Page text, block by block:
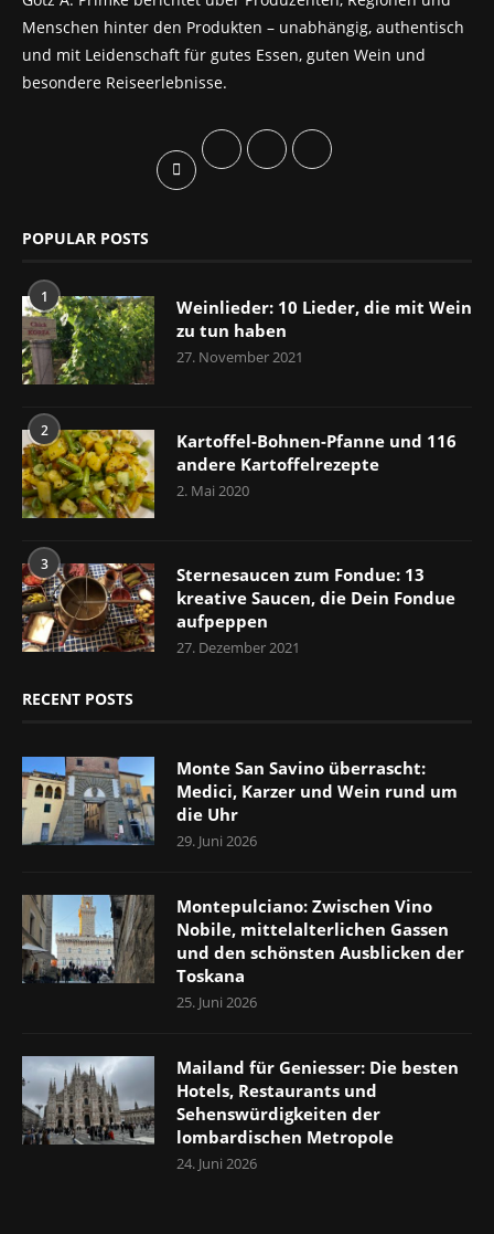
Menschen hinter den Produkten – unabhängig, authentisch
und mit Leidenschaft für gutes Essen, guten Wein und
besondere Reiseerlebnisse.
POPULAR POSTS
1
Weinlieder: 10 Lieder, die mit Wein
zu tun haben
27. November 2021
2
Kartoffel-Bohnen-Pfanne und 116
andere Kartoffelrezepte
2. Mai 2020
3
Sternesaucen zum Fondue: 13
kreative Saucen, die Dein Fondue
aufpeppen
27. Dezember 2021
RECENT POSTS
Monte San Savino überrascht:
Medici, Karzer und Wein rund um
die Uhr
29. Juni 2026
Montepulciano: Zwischen Vino
Nobile, mittelalterlichen Gassen
und den schönsten Ausblicken der
Toskana
25. Juni 2026
Mailand für Geniesser: Die besten
Hotels, Restaurants und
Sehenswürdigkeiten der
lombardischen Metropole
24. Juni 2026